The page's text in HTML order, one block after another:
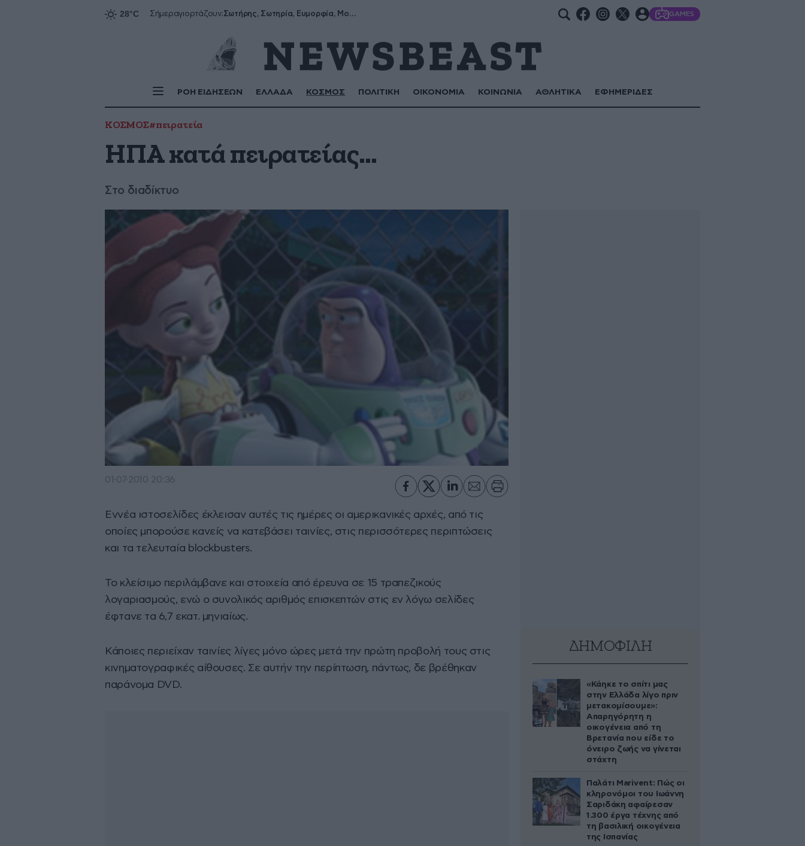
Σήμεραγιορτάζουν: Σωτήρης, Σωτηρία, Ευμορφία, Μορφούλα GAMES
ΡΟΗ ΕΙΔΗΣΕΩΝ ΕΛΛΑΔΑ ΚΟΣΜΟΣ ΠΟΛΙΤΙΚΗ ΟΙΚΟΝΟΜΙΑ ΚΟΙΝΩΝΙΑ ΑΘΛΗΤΙΚΑ ΕΦΗΜΕΡΙΔΕΣ
ΚΟΣΜΟΣ#πειρατεία
ΗΠΑ κατά πειρατείας…
Στο διαδίκτυο
01·07·2010 20:36
Εννέα ιστοσελίδες έκλεισαν αυτές τις ημέρες οι αμερικανικές αρχές, από τις
οποίες μπορούσε κανείς να κατεβάσει ταινίες, στις περισσότερες περιπτώσεις
και τα τελευταία blockbusters.
Το κλείσιμο περιλάμβανε και στοιχεία από έρευνα σε 15 τραπεζικούς
λογαριασμούς, ενώ ο συνολικός αριθμός επισκεπτών στις εν λόγω σελίδες
έφτανε τα 6,7 εκατ. μηνιαίως.
Κάποιες περιείχαν ταινίες λίγες μόνο ώρες μετά την πρώτη προβολή τους στις
κινηματογραφικές αίθουσες. Σε αυτήν την περίπτωση, πάντως, δε βρέθηκαν
παράνομα DVD.
ΔΗΜΟΦΙΛΗ
«Κάηκε το σπίτι μας
στην Ελλάδα λίγο πριν
μετακομίσουμε»:
Απαρηγόρητη η
οικογένεια από τη
Βρετανία που είδε το
όνειρο ζωής να γίνεται
στάχτη
Παλάτι Marivent: Πώς οι
κληρονόμοι του Ιωάννη
Σαριδάκη αφαίρεσαν
1.300 έργα τέχνης από
τη βασιλική οικογένεια
της Ισπανίας